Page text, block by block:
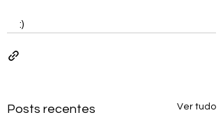
:)
Posts recentes Ver tudo